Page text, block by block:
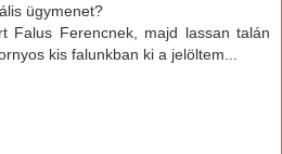
ügymenet?
Falus Ferencnek, majd lassan talán
kis falunkban ki a jelöltem...